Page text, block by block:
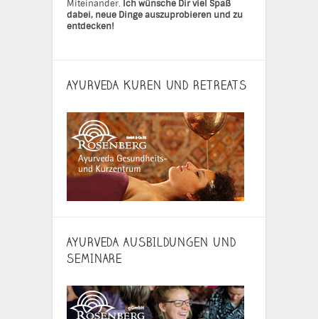
Miteinander. Ich wünsche Dir viel Spaß
dabei, neue Dinge auszuprobieren und zu
entdecken!
AYURVEDA KUREN UND RETREATS
AYURVEDA AUSBILDUNGEN UND
SEMINARE